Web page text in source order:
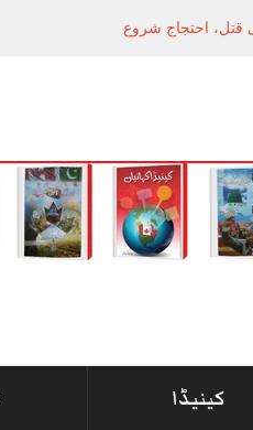
قتل، احتجاج شروع
کینیڈا